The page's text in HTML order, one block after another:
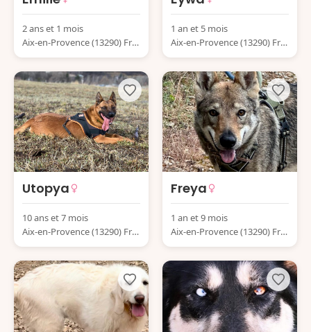
2 ans et 1 mois
Aix-en-Provence (13290) Fra
nce
1 an et 5 mois
Aix-en-Provence (13290) Fra
nce
Utopya
10 ans et 7 mois
Aix-en-Provence (13290) Fra
nce
Freya
1 an et 9 mois
Aix-en-Provence (13290) Fra
nce